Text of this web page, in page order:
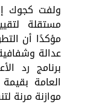
ولفت كجوك
مستقلة
مؤكدًا أن
عدالة
برنامج رد
موازنة مرنة